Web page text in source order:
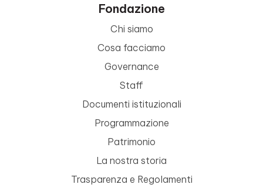
Fondazione
Chi siamo
Cosa facciamo
Governance
Staff
Documenti istituzionali
Programmazione
Patrimonio
La nostra storia
Trasparenza e Regolamenti